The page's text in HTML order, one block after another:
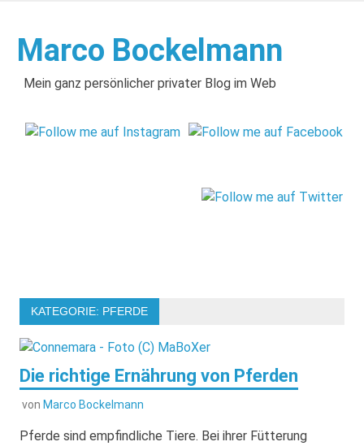
springen
Marco Bockelmann
Mein ganz persönlicher privater Blog im Web
KATEGORIE: PFERDE
Die richtige Ernährung von Pferden
von Marco Bockelmann
Pferde sind empfindliche Tiere. Bei ihrer Fütterung